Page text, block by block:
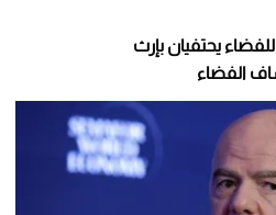
يحتفيان بإرث